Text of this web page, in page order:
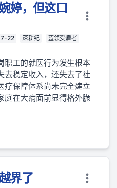
婷，但这口
22 深耕纪
蓝领受雇者
职工的就医行为发生根本
去稳定收入，还失去了社
疗保障体系尚未完全建立
庭在大病面前显得格外脆
界了